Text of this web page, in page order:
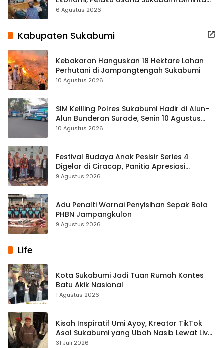
Terbuka Beri Data
6 Agustus 2026
Kabupaten Sukabumi
Kebakaran Hanguskan 18 Hektare Lahan
Perhutani di Jampangtengah Sukabumi
10 Agustus 2026
SIM Keliling Polres Sukabumi Hadir di Alun-
Alun Bunderan Surade, Senin 10 Agustus
2026
10 Agustus 2026
Festival Budaya Anak Pesisir Series 4
Digelar di Ciracap, Panitia Apresiasi
Dukungan Disbudpora Sukabumi
9 Agustus 2026
Adu Penalti Warnai Penyisihan Sepak Bola
PHBN Jampangkulon
9 Agustus 2026
Life
Kota Sukabumi Jadi Tuan Rumah Kontes
Batu Akik Nasional
1 Agustus 2026
Kisah Inspiratif Umi Ayoy, Kreator TikTok
Asal Sukabumi yang Ubah Nasib Lewat Live
Streaming
31 Juli 2026